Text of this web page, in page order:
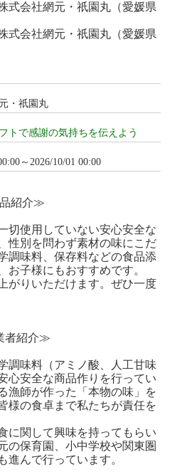
式会社網元・祇園丸（愛媛県
式会社網元・祇園丸（愛媛県
・祇園丸
トで感謝の気持ちを伝えよう
～2026/10/01 00:00
紹介≫
切使用していない安心安全な
性別を問わず素材の味にこだ
調味料、保存料などの食品添
お子様にもおすすめです。
がりいただけます。ぜひ一度
者紹介≫
調味料（アミノ酸、人工甘味
心安全な商品作りを行ってい
漁師が作った「本物の味」を
様の食卓まで私たちが責任を
に関して興味を持ってもらい
の保育園、小中学校や関東圏
進んで行っています。